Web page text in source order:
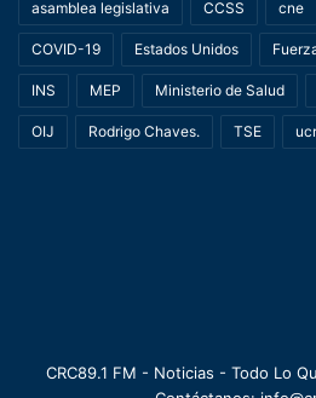
asamblea legislativa CCSS cne
COVID-19 Estados Unidos
INS MEP Ministerio de Salud
OIJ Rodrigo Chaves. TSE ucr
CRC89.1 FM - Noticias - Todo Lo